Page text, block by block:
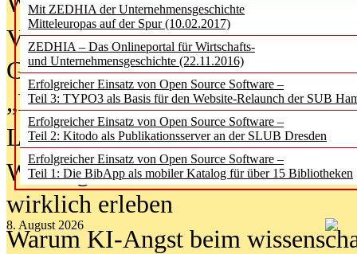
Mit ZEDHIA der Unternehmensgeschichte
Mitteleuropas auf der Spur (10.02.2017)
ZEDHIA – Das Onlineportal für Wirtschafts-
und Unternehmensgeschichte (22.11.2016)
Erfolgreicher Einsatz von Open Source Software –
Teil 3: TYPO3 als Basis für den Website-Relaunch der SUB
Erfolgreicher Einsatz von Open Source Software –
Teil 2: Kitodo als Publikationsserver an der SLUB Dresden
Erfolgreicher Einsatz von Open Source Software –
Teil 1: Die BibApp als mobiler Katalog für über 15 Bibliotheken
8. August 2026
Von Abschlusskleidern bis
Geisterjagd-Ausrüstung in der
„Library of Things“ unterwegs
Lesen als Infrastrukturaufgabe
Wie Jugendliche Social Media
wirklich erleben
Warum KI-Angst beim